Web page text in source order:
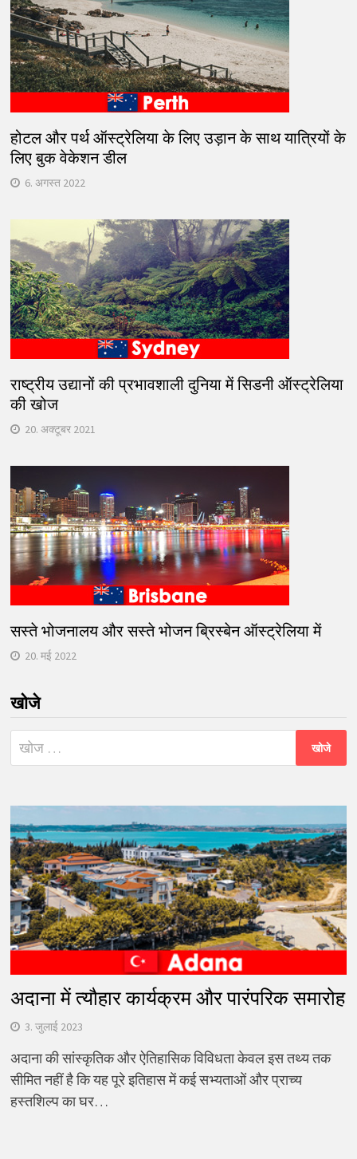
होटल और पर्थ ऑस्ट्रेलिया के लिए उड़ान के साथ यात्रियों के
लिए बुक वेकेशन डील
6. अगस्त 2022
राष्ट्रीय उद्यानों की प्रभावशाली दुनिया में सिडनी ऑस्ट्रेलिया
की खोज
20. अक्टूबर 2021
सस्ते भोजनालय और सस्ते भोजन ब्रिस्बेन ऑस्ट्रेलिया में
20. मई 2022
खोजे
निम्न
को
अदाना में त्यौहार कार्यक्रम और पारंपरिक समारोह
3. जुलाई 2023
अदाना की सांस्कृतिक और ऐतिहासिक विविधता केवल इस तथ्य तक
सीमित नहीं है कि यह पूरे इतिहास में कई सभ्यताओं और प्राच्य
हस्तशिल्प का घर…